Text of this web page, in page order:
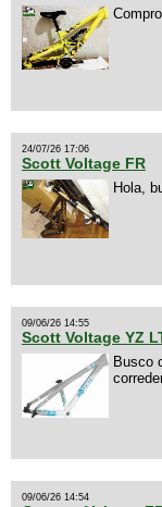
24/07/26 17:06
Scott Voltage FR
Hola,
09/06/26 14:55
Scott Voltage YZ
Busco
09/06/26 14:54